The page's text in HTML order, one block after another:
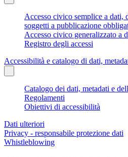
Accesso civico semplice a dati,
soggetti a pubblicazione
Accesso civico generalizzato a
Registro degli accessi
Accessibilità e catalogo di dati,
Catalogo dei dati, metadati e
Regolamenti
Obiettivi di accessibilità
Dati ulteriori
Privacy - responsabile protezione dati
Whistleblowing